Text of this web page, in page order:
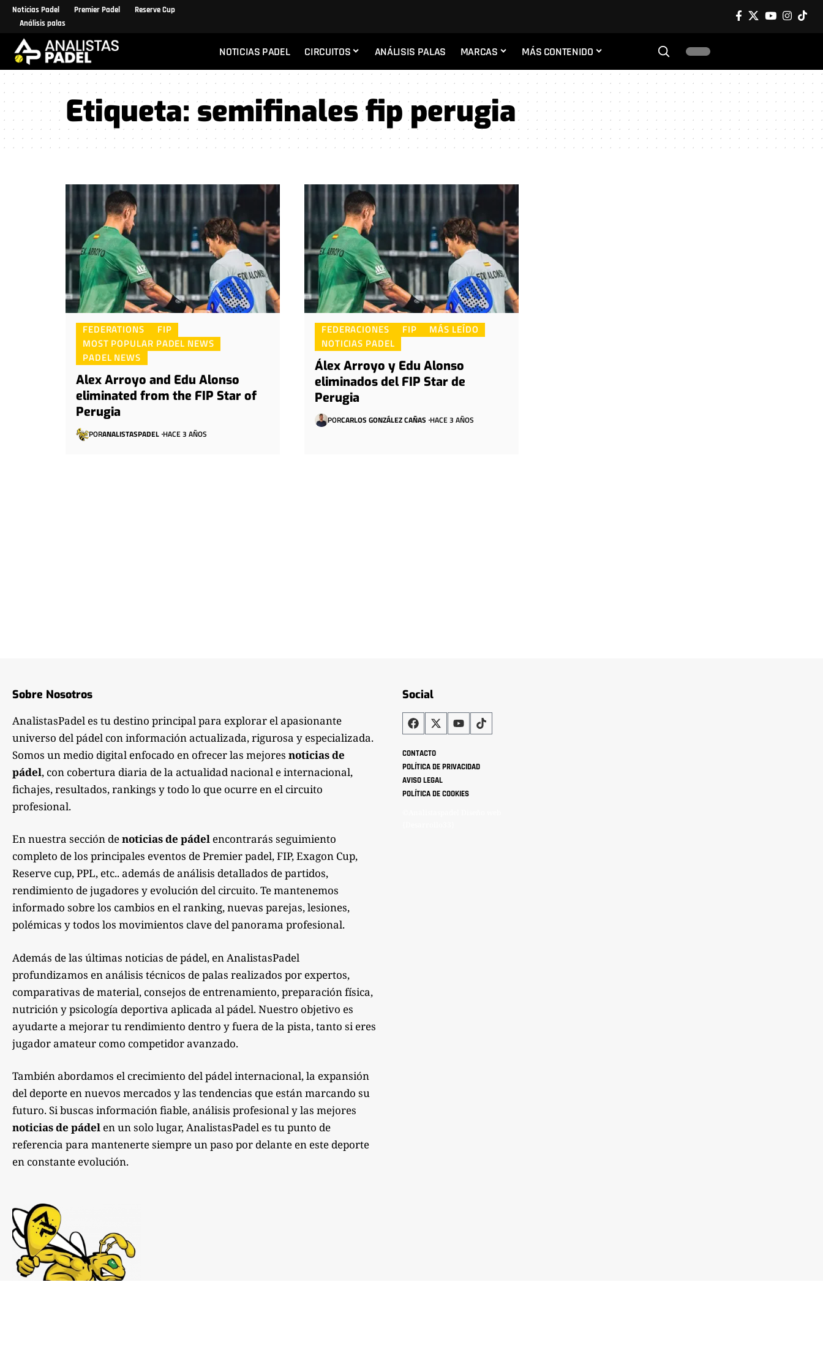
Noticias Padel Premier Padel
Reserve Cup
Análisis palas
NOTICIAS PADEL CIRCUITOS ANÁLISIS PALAS MARCAS MÁS CONTENIDO
Etiqueta:semifinales fip perugia
FEDERATIONS
FIP
MOST POPULAR PADEL NEWS
PADEL NEWS
Alex Arroyo and Edu Alonso
eliminated from the FIP Star of
Perugia
PORANALISTASPADEL HACE 3 AÑOS
FEDERACIONES FIP
MÁS LEÍDO
NOTICIAS PADEL
Álex Arroyo y Edu Alonso
eliminados del FIP Star de
Perugia
PORCARLOS GONZÁLEZ CAÑAS HACE 3 AÑOS
Sobre Nosotros
AnalistasPadel es tu destino principal para explorar el apasionante
universo del pádel con información actualizada, rigurosa y especializada.
Somos un medio digital enfocado en ofrecer las mejores noticias de
pádel, con cobertura diaria de la actualidad nacional e internacional,
fichajes, resultados, rankings y todo lo que ocurre en el circuito
profesional.
En nuestra sección denoticias de pádel encontrarás seguimiento
completo de los principales eventos de Premier padel, FIP, Exagon Cup,
Reserve cup, PPL, etc.. además de análisis detallados de partidos,
rendimiento de jugadores y evolución del circuito. Te mantenemos
informado sobre los cambios en el ranking, nuevas parejas, lesiones,
polémicas y todos los movimientos clave del panorama profesional.
Además de las últimas noticias de pádel, en AnalistasPadel
profundizamos en análisis técnicos de palas realizados por expertos,
comparativas de material, consejos de entrenamiento, preparación física,
nutrición y psicología deportiva aplicada al pádel. Nuestro objetivo es
ayudarte a mejorar tu rendimiento dentro y fuera de la pista, tanto si eres
jugador amateur como competidor avanzado.
También abordamos el crecimiento del pádel internacional, la expansión
del deporte en nuevos mercados y las tendencias que están marcando su
futuro. Si buscas información fiable, análisis profesional y las mejores
noticias de pádel en un solo lugar, AnalistasPadel es tu punto de
referencia para mantenerte siempre un paso por delante en este deporte
en constante evolución.
Social
CONTACTO
POLÍTICA DE PRIVACIDAD
AVISO LEGAL
POLÍTICA DE COOKIES